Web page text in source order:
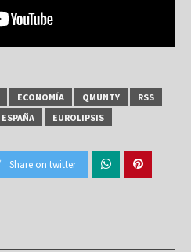
ECONOMÍA QMUNTY
RSS
ESPAÑA EUROLIPSIS
Share on twitter